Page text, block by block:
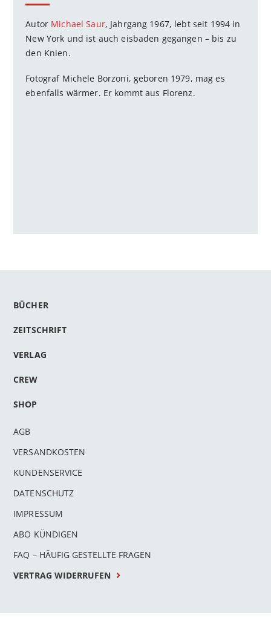
Autor Michael Saur, Jahrgang 1967, lebt seit 1994 in
New York und ist auch eisbaden gegangen – bis zu
den Knien.
Fotograf Michele Borzoni, geboren 1979, mag es
ebenfalls wärmer. Er kommt aus Florenz.
BÜCHER
ZEITSCHRIFT
VERLAG
CREW
SHOP
AGB
VERSANDKOSTEN
KUNDENSERVICE
DATENSCHUTZ
IMPRESSUM
ABO KÜNDIGEN
FAQ – HÄUFIG GESTELLTE FRAGEN
VERTRAG WIDERRUFEN